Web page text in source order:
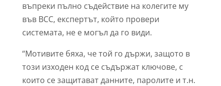
въпреки пълно съдействие на колегите му
във ВСС, експертът, който провери
системата, не е могъл да го види.
“Мотивите бяха, че той го държи, защото в
този изходен код се съдържат ключове, с
които се защитават данните, паролите и т.н.